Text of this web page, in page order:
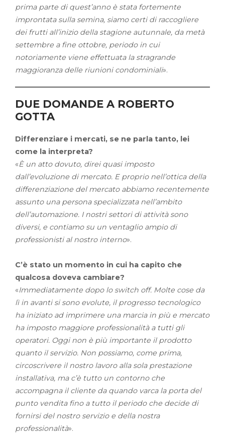
prima parte di quest’anno è stata fortemente
improntata sulla semina, siamo certi di raccogliere
dei frutti all’inizio della stagione autunnale, da metà
settembre a fine ottobre, periodo in cui
notoriamente viene effettuata la stragrande
maggioranza delle riunioni condominiali».
DUE DOMANDE A ROBERTO
GOTTA
Differenziare i mercati, se ne parla tanto, lei
come la interpreta?
«È un atto dovuto, direi quasi imposto
dall’evoluzione di mercato. E proprio nell’ottica della
differenziazione del mercato abbiamo recentemente
assunto una persona specializzata nell’ambito
dell’automazione. I nostri settori di attività sono
diversi, e contiamo su un ventaglio ampio di
professionisti al nostro interno».
C’è stato un momento in cui ha capito che
qualcosa doveva cambiare?
«Immediatamente dopo lo switch off. Molte cose da
lì in avanti si sono evolute, il progresso tecnologico
ha iniziato ad imprimere una marcia in più e mercato
ha imposto maggiore professionalità a tutti gli
operatori. Oggi non è più importante il prodotto
quanto il servizio. Non possiamo, come prima,
circoscrivere il nostro lavoro alla sola prestazione
installativa, ma c’è tutto un contorno che
accompagna il cliente da quando varca la porta del
punto vendita fino a tutto il periodo che decide di
fornirsi del nostro servizio e della nostra
professionalità».